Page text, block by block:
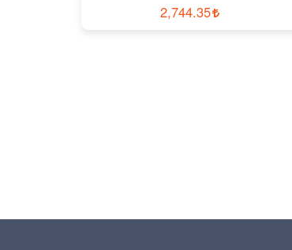
2,744.35